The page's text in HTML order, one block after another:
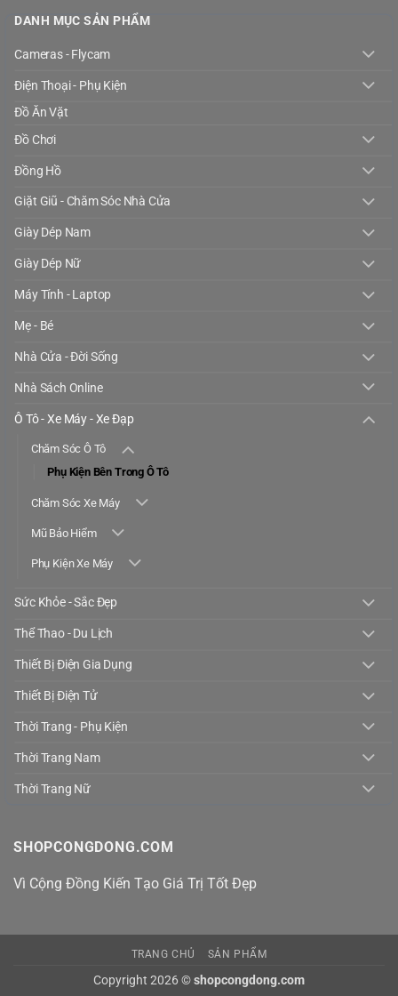
DANH MỤC SẢN PHẨM
Cameras - Flycam
Điện Thoại - Phụ Kiện
Đồ Ăn Vặt
Đồ Chơi
Đồng Hồ
Giặt Giũ - Chăm Sóc Nhà Cửa
Giày Dép Nam
Giày Dép Nữ
Máy Tính - Laptop
Mẹ - Bé
Nhà Cửa - Đời Sống
Nhà Sách Online
Ô Tô - Xe Máy - Xe Đạp
Chăm Sóc Ô Tô
Phụ Kiện Bên Trong Ô Tô
Chăm Sóc Xe Máy
Mũ Bảo Hiểm
Phụ Kiện Xe Máy
Sức Khỏe - Sắc Đẹp
Thể Thao - Du Lịch
Thiết Bị Điện Gia Dụng
Thiết Bị Điện Tử
Thời Trang - Phụ Kiện
Thời Trang Nam
Thời Trang Nữ
SHOPCONGDONG.COM
Vì Cộng Đồng Kiến Tạo Giá Trị Tốt Đẹp
TRANG CHỦ SẢN PHẨM
Copyright 2026 ©shopcongdong.com